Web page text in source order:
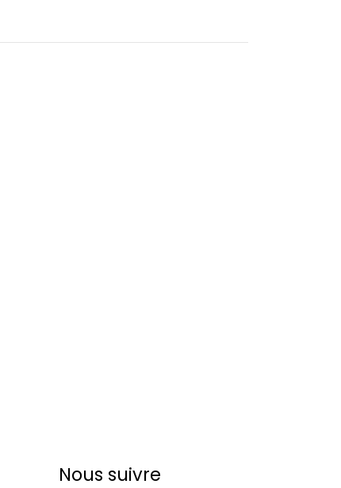
Nous suivre